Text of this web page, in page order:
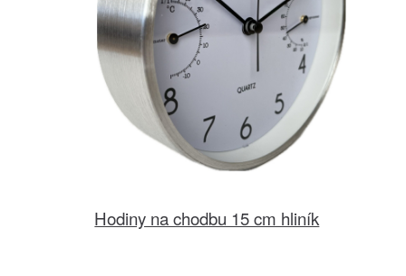
Hodiny na chodbu 15 cm hliník